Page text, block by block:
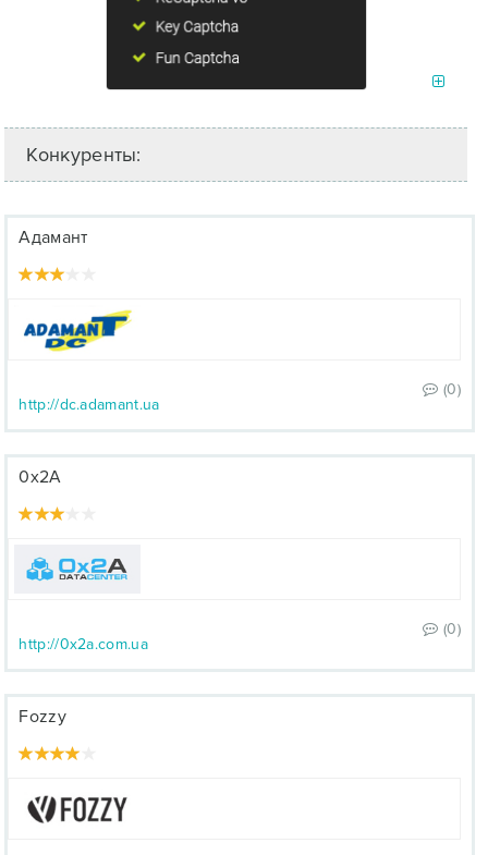
Конкуренты:
Адамант
(0)
http://dc.adamant.ua
0x2A
(0)
http://0x2a.com.ua
Fozzy